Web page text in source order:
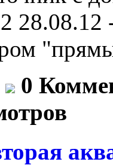
28.08.12
0